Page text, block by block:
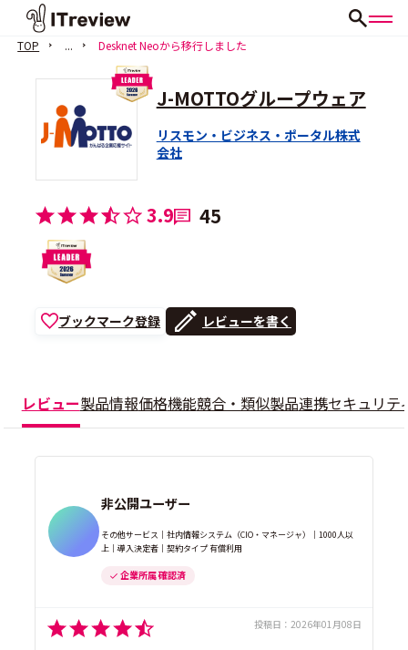
TOP ... Desknet Neoから移行しました
J-MOTTOグループウェア
リスモン・ビジネス・ポータル株式
会社
3.9 45
ブックマーク登録 レビューを書く
レビュー製品情報価格機能競合・類似製品連携セキュリテ
非公開ユーザー
その他サービス｜社内情報システム（CIO・マネージャ）｜1000人以
上｜導入決定者｜契約タイプ 有償利用
企業所属 確認済
投稿日： 2026年01月08日